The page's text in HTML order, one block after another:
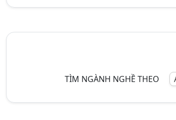
TÌM NGÀNH NGHỀ THEO